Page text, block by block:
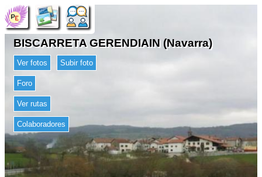
BISCARRETA GERENDIAIN (Navarra)
Ver fotos Subir foto
Foro
Ver rutas
Colaboradores